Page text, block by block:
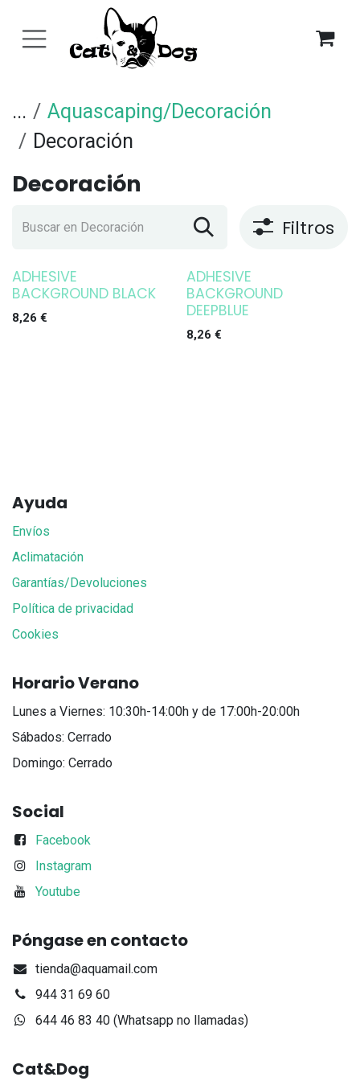
...
Aquascaping/Decoración
Decoración
Decoración
Filtros
ADHESIVE
BACKGROUND BLACK
8,26 €
ADHESIVE
BACKGROUND
DEEPBLUE
8,26 €
Ayuda
Envíos
Aclimatación
Garantías/Devoluciones
Política de privacidad
Cookies
Horario Verano
Lunes a Viernes: 10:30h-14:00h y de 17:00h-20:00h
Sábados: Cerrado
Domingo: Cerrado
Social
Facebook
Instagram
Youtube
Póngase en contacto
tienda@aquamail.com
944 31 69 60
644 46 83 40 (Whatsapp no llamadas)
Cat&Dog